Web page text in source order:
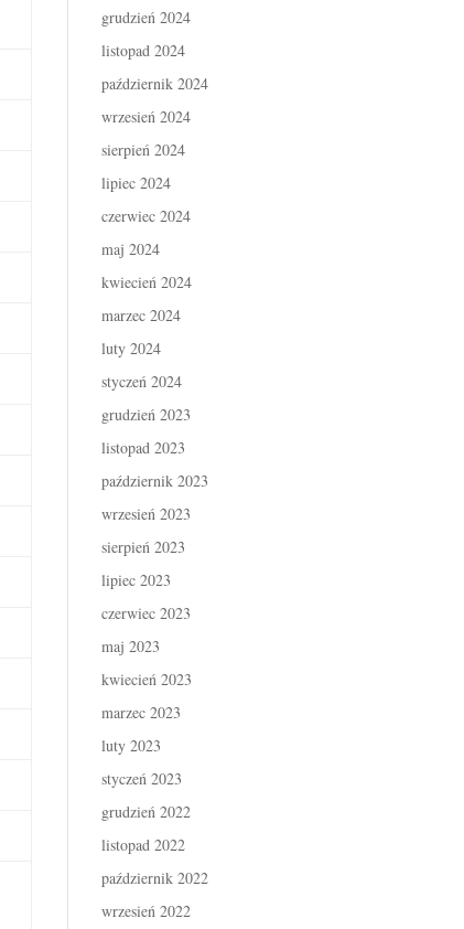
grudzień 2024
listopad 2024
październik 2024
wrzesień 2024
sierpień 2024
lipiec 2024
czerwiec 2024
maj 2024
kwiecień 2024
marzec 2024
luty 2024
styczeń 2024
grudzień 2023
listopad 2023
październik 2023
wrzesień 2023
sierpień 2023
lipiec 2023
czerwiec 2023
maj 2023
kwiecień 2023
marzec 2023
luty 2023
styczeń 2023
grudzień 2022
listopad 2022
październik 2022
wrzesień 2022